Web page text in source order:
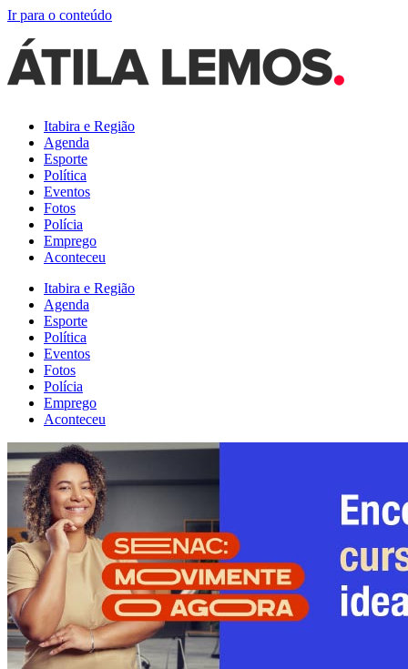
Ir para o conteúdo
Itabira e Região
Agenda
Esporte
Política
Eventos
Fotos
Polícia
Emprego
Aconteceu
Itabira e Região
Agenda
Esporte
Política
Eventos
Fotos
Polícia
Emprego
Aconteceu